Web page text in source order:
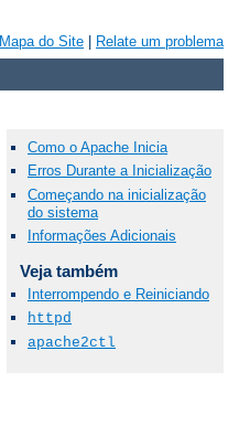
Mapa do Site Relate um problema
Como o Apache Inicia
Erros Durante a Inicialização
Começando na inicialização
do sistema
Informações Adicionais
Veja também
Interrompendo e Reiniciando
httpd
apache2ctl